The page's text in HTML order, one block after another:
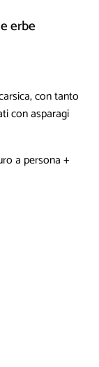
erbe
con tanto
con asparagi
a persona +